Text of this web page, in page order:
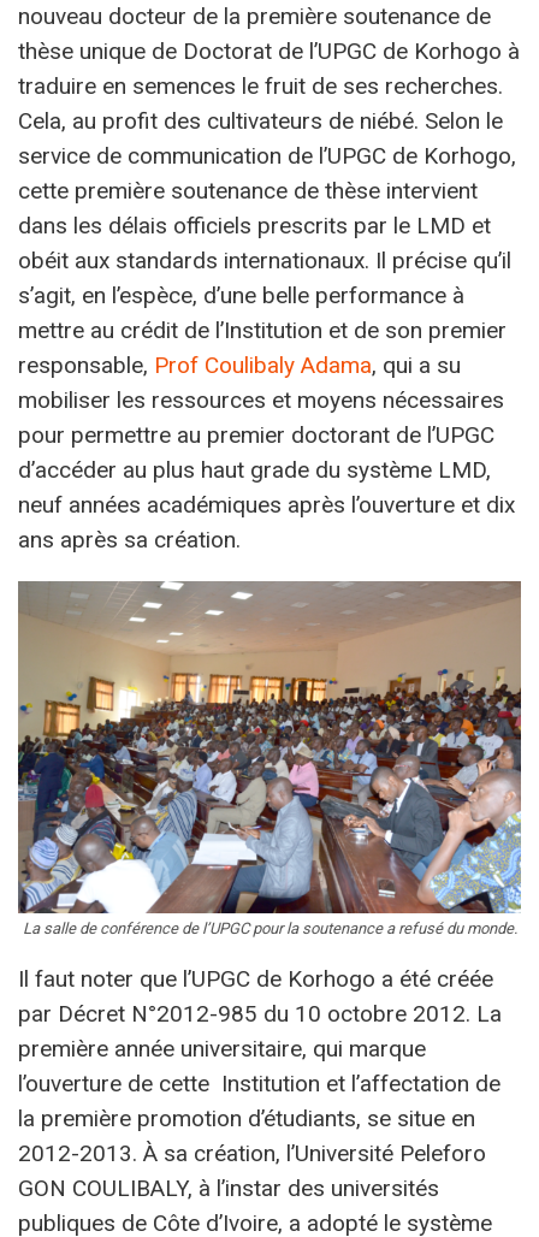
nouveau docteur de la première soutenance de
thèse unique de Doctorat de l’UPGC de Korhogo à
traduire en semences le fruit de ses recherches.
Cela, au profit des cultivateurs de niébé. Selon le
service de communication de l’UPGC de Korhogo,
cette première soutenance de thèse intervient
dans les délais officiels prescrits par le LMD et
obéit aux standards internationaux. Il précise qu’il
s’agit, en l’espèce, d’une belle performance à
mettre au crédit de l’Institution et de son premier
responsable, Prof Coulibaly Adama, qui a su
mobiliser les ressources et moyens nécessaires
pour permettre au premier doctorant de l’UPGC
d’accéder au plus haut grade du système LMD,
neuf années académiques après l’ouverture et dix
ans après sa création.
La salle de conférence de l’UPGC pour la soutenance a refusé du monde.
Il faut noter que l’UPGC de Korhogo a été créée
par Décret N°2012-985 du 10 octobre 2012. La
première année universitaire, qui marque
l’ouverture de cette Institution et l’affectation de
la première promotion d’étudiants, se situe en
2012-2013. À sa création, l’Université Peleforo
GON COULIBALY, à l’instar des universités
publiques de Côte d’Ivoire, a adopté le système